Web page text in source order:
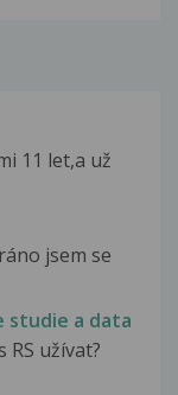
11 let,a už
jsem se
studie a data
užívat?